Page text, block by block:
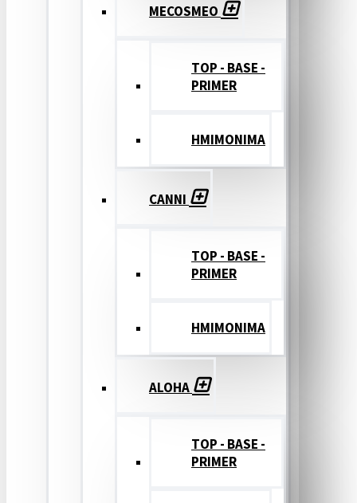
MECOSMEO
TOP - BASE -
PRIMER
ΗΜΙΜΟΝΙΜΑ
CANNI
TOP - BASE -
PRIMER
ΗΜΙΜΟΝΙΜΑ
ALOHA
TOP - BASE -
PRIMER